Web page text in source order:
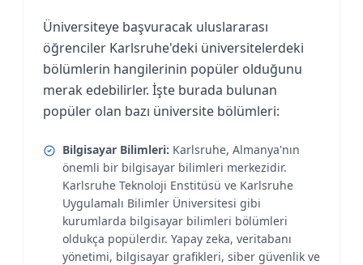
Üniversiteye başvuracak uluslararası
öğrenciler Karlsruhe'deki üniversitelerdeki
bölümlerin hangilerinin popüler olduğunu
merak edebilirler. İşte burada bulunan
popüler olan bazı üniversite bölümleri:
Bilgisayar Bilimleri: Karlsruhe, Almanya'nın
önemli bir bilgisayar bilimleri merkezidir.
Karlsruhe Teknoloji Enstitüsü ve Karlsruhe
Uygulamalı Bilimler Üniversitesi gibi
kurumlarda bilgisayar bilimleri bölümleri
oldukça popülerdir. Yapay zeka, veritabanı
yönetimi, bilgisayar grafikleri, siber güvenlik ve